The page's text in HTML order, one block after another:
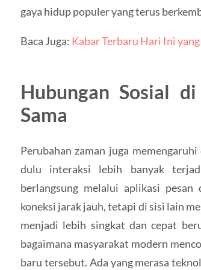
gaya hidup populer yang terus
Baca Juga: Kabar Terbaru Hari Ini
Hubungan Sosial
Sama
Perubahan zaman juga
dulu interaksi lebih banyak
berlangsung melalui aplikasi
koneksi jarak jauh, tetapi di sisi lain
menjadi lebih singkat dan cepat
bagaimana masyarakat modern
baru tersebut. Ada yang merasa